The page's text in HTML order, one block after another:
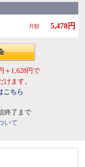
月額 5,478円
＋1,628円で
けます。
こちら
終了まで
いて